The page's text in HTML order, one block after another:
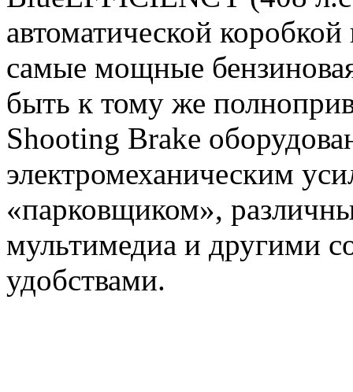
автоматической
самые мощные
быть к тому же
Shooting Brake
электромеханическим
«парковщиком»,
мультимедиа и другими
удобствами.